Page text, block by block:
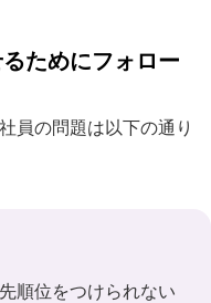
ためにフォロー
員の問題は以下の通り
順位をつけられない